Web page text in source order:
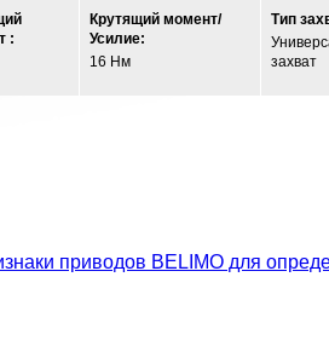
:
Крутящий момент/
Усилие:
16 Нм
Тип
захват
приводов BELIMO для